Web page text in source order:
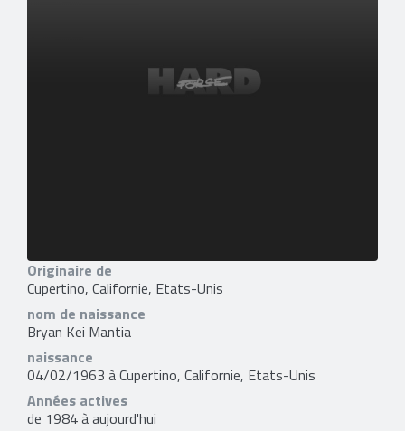
Originaire de
Cupertino, Californie, Etats-Unis
nom de naissance
Bryan Kei Mantia
naissance
04/02/1963 à Cupertino, Californie, Etats-Unis
Années actives
de 1984 à aujourd'hui